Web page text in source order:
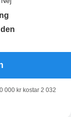
000 kr kostar 2 032